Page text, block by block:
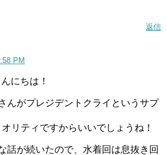
返信
PM
にちは！
んがプレジデントクライというサプ
リティですからいいでしょうね！
話が続いたので、水着回は息抜き回